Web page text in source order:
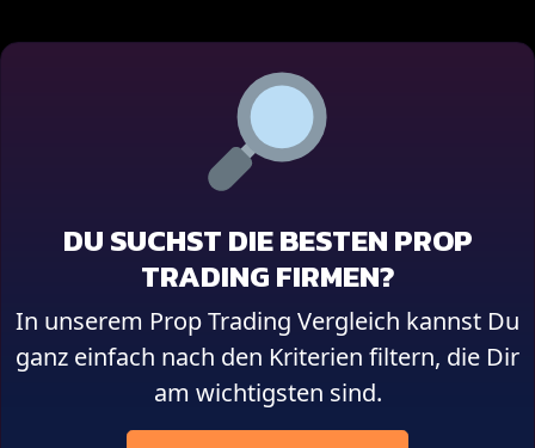
DU SUCHST DIE BESTEN PROP
TRADING FIRMEN?
In unserem Prop Trading Vergleich kannst Du
ganz einfach nach den Kriterien filtern, die Dir
am wichtigsten sind.